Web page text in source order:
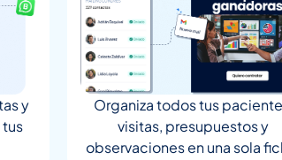
y
Organiza todos tus
visitas, presupuestos y
observaciones en una sola